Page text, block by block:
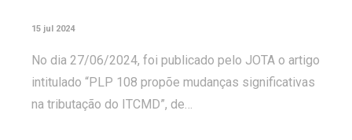
15 jul 2024
No dia 27/06/2024, foi publicado pelo JOTA o artigo
intitulado “PLP 108 propõe mudanças significativas
na tributação do ITCMD”, de…